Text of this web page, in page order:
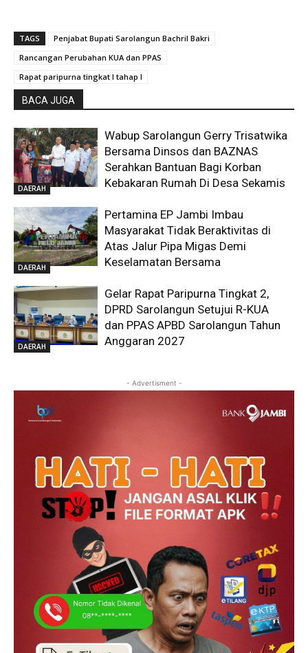
TAGS
Penjabat Bupati Sarolangun Bachril Bakri
Rancangan Perubahan KUA dan PPAS
Rapat paripurna tingkat I tahap I
BACA JUGA
DAERAH
Wabup Sarolangun Gerry Trisatwika
Bersama Dinsos dan BAZNAS
Serahkan Bantuan Bagi Korban
Kebakaran Rumah Di Desa Sekamis
DAERAH
Pertamina EP Jambi Imbau
Masyarakat Tidak Beraktivitas di
Atas Jalur Pipa Migas Demi
Keselamatan Bersama
DAERAH
Gelar Rapat Paripurna Tingkat 2,
DPRD Sarolangun Setujui R-KUA
dan PPAS APBD Sarolangun Tahun
Anggaran 2027
- Advertisment -